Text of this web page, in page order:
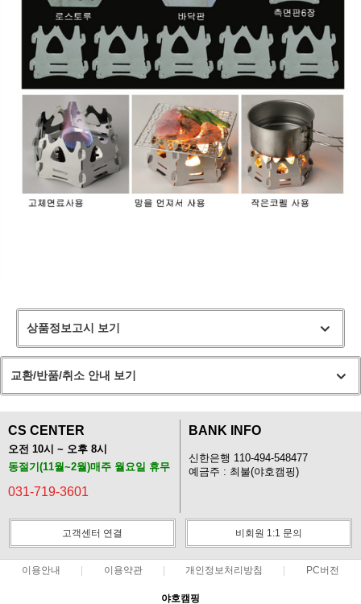
상품정보고시 보기
교환/반품/취소 안내 보기
CS CENTER
오전 10시 ~ 오후 8시
동절기(11월~2월)매주 월요일 휴무
031-719-3601
BANK INFO
신한은행 110-494-548477
예금주 : 최불(야호캠핑)
고객센터 연결 비회원 1:1 문의
이용안내 이용약관 개인정보처리방침 PC버전
야호캠핑